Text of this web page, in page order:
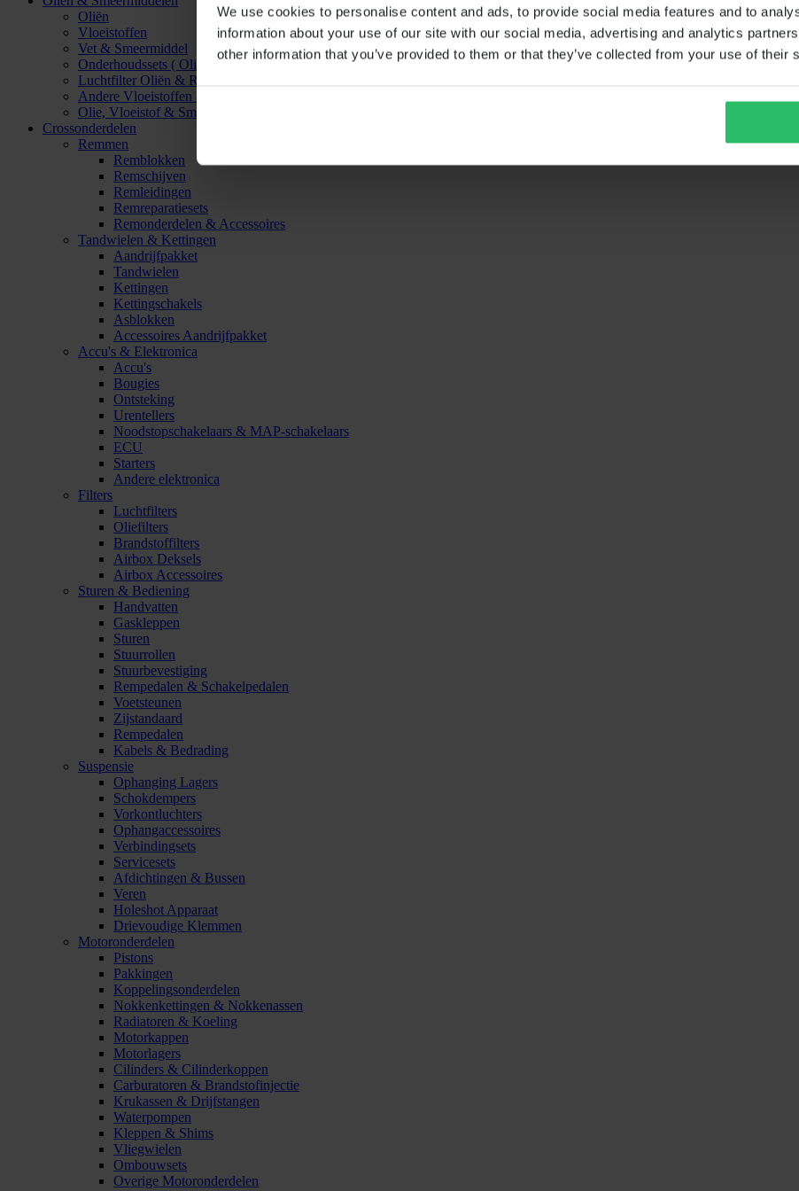
We use cookies to personalise content and ads, to provide social media features and to
information about your use of our site with our social media, advertising and analytics
other information that you’ve provided to them or that they’ve collected from your use of their
Oliën
Vloeistoffen
Vet & Smeermiddel
Onderhoudssets ( Olie & Filter)
Luchtfilter Oliën & Reinigers
Andere Vloeistoffen & Smeermiddelen
Olie, Vloeistof & Smeermiddel Accessoires
Crossonderdelen
Remmen
Remblokken
Remschijven
Remleidingen
Remreparatiesets
Remonderdelen & Accessoires
Tandwielen & Kettingen
Aandrijfpakket
Tandwielen
Kettingen
Kettingschakels
Asblokken
Accessoires Aandrijfpakket
Accu's & Elektronica
Accu's
Bougies
Ontsteking
Urentellers
Noodstopschakelaars & MAP-schakelaars
ECU
Starters
Andere elektronica
Filters
Luchtfilters
Oliefilters
Brandstoffilters
Airbox Deksels
Airbox Accessoires
Sturen & Bediening
Handvatten
Gaskleppen
Sturen
Stuurrollen
Stuurbevestiging
Rempedalen & Schakelpedalen
Voetsteunen
Zijstandaard
Rempedalen
Kabels & Bedrading
Suspensie
Ophanging Lagers
Schokdempers
Vorkontluchters
Ophangaccessoires
Verbindingsets
Servicesets
Afdichtingen & Bussen
Veren
Holeshot Apparaat
Drievoudige Klemmen
Motoronderdelen
Pistons
Pakkingen
Koppelingsonderdelen
Nokkenkettingen & Nokkenassen
Radiatoren & Koeling
Motorkappen
Motorlagers
Cilinders & Cilinderkoppen
Carburatoren & Brandstofinjectie
Krukassen & Drijfstangen
Waterpompen
Kleppen & Shims
Vliegwielen
Ombouwsets
Overige Motoronderdelen